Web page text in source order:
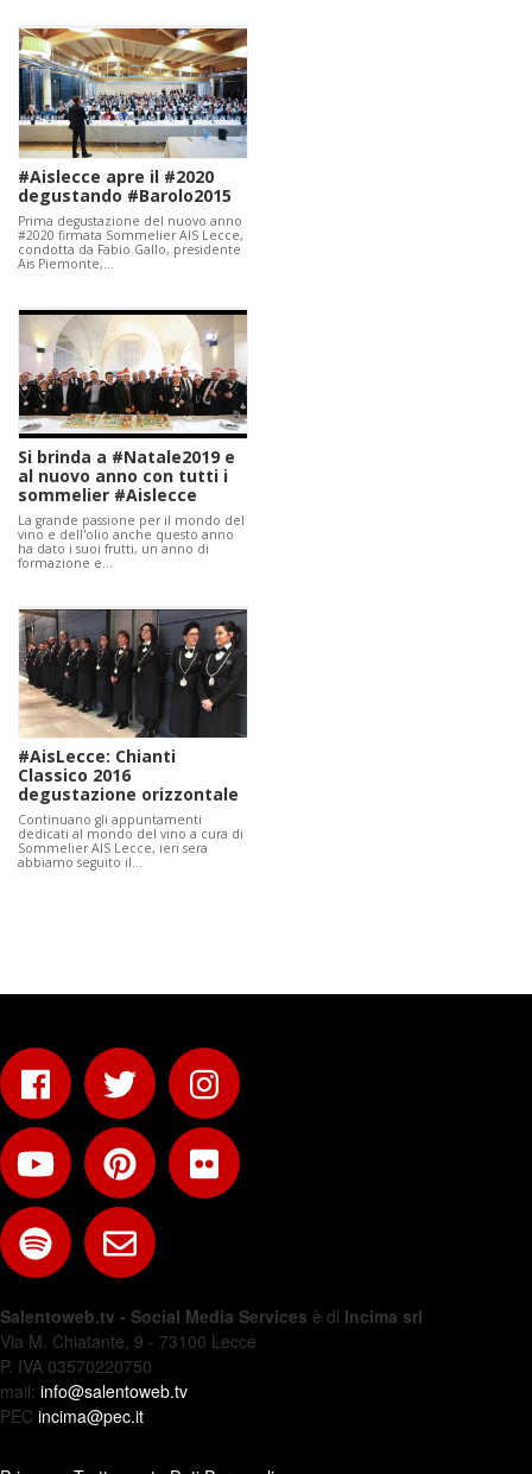
#Aislecce apre il #2020
degustando #Barolo2015
Prima degustazione del nuovo anno
#2020 firmata Sommelier AIS Lecce,
condotta da Fabio Gallo, presidente
Ais Piemonte,…
Si brinda a #Natale2019 e
al nuovo anno con tutti i
sommelier #Aislecce
La grande passione per il mondo del
vino e dell'olio anche questo anno
ha dato i suoi frutti, un anno di
formazione e…
#AisLecce: Chianti
Classico 2016
degustazione orizzontale
Continuano gli appuntamenti
dedicati al mondo del vino a cura di
Sommelier AIS Lecce, ieri sera
abbiamo seguito il…
Salentoweb.tv - Social Media Services è di Incima srl
Via M. Chiatante, 9 - 73100 Lecce
P. IVA 03570220750
mail: info@salentoweb.tv
PEC incima@pec.it